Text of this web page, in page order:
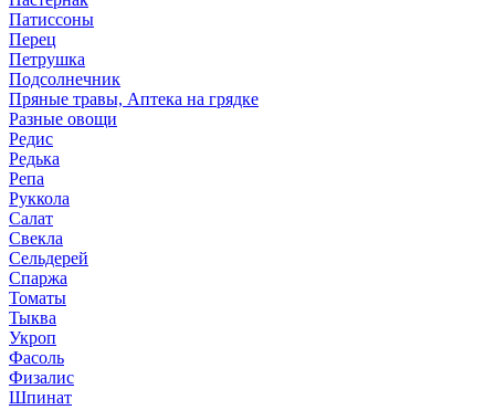
Патиссоны
Перец
Петрушка
Подсолнечник
Пряные травы, Аптека на грядке
Разные овощи
Редис
Редька
Репа
Руккола
Салат
Свекла
Сельдерей
Спаржа
Томаты
Тыква
Укроп
Фасоль
Физалис
Шпинат